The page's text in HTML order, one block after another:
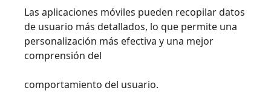
Las aplicaciones móviles pueden recopilar datos
de usuario más detallados, lo que permite una
personalización más efectiva y una mejor
comprensión del
comportamiento del usuario.